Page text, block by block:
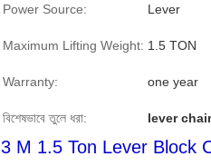
Power Source: Lever
Maximum Lifting Weight: 1.5 TON
Warranty: one year
বিশেষভাবে তুলে ধরা: lever
3 M 1.5 Ton Lever Block